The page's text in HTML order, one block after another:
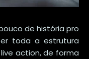
de história pro
toda a estrutura
action, de forma